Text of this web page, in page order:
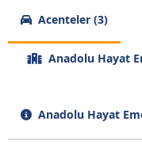
Acenteler (3)
Anadolu Hayat
Anadolu Hayat